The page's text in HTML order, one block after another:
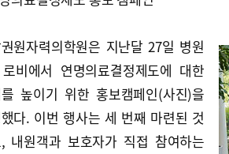
원자력의학원은 지난달 27일 병원
비에서 연명의료결정제도에 대한
높이기 위한 홍보캠페인(사진)을
다. 이번 행사는 세 번째 마련된 것
내원객과 보호자가 직접 참여하는